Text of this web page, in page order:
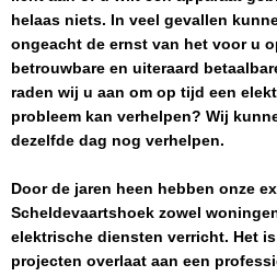
helaas niets. In veel gevallen
ongeacht de ernst van het voor u
betrouwbare en uiteraard
raden wij u aan om op tijd een
probleem kan verhelpen? Wij
dezelfde dag nog verhelpen.
Door de jaren heen hebben onze
Scheldevaartshoek zowel
elektrische diensten verricht. Het
projecten overlaat aan een